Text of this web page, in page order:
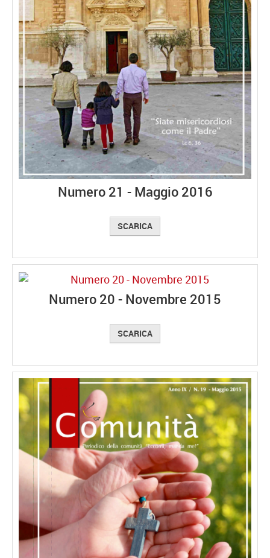
Numero 21 - Maggio 2016
SCARICA
Numero 20 - Novembre 2015
SCARICA